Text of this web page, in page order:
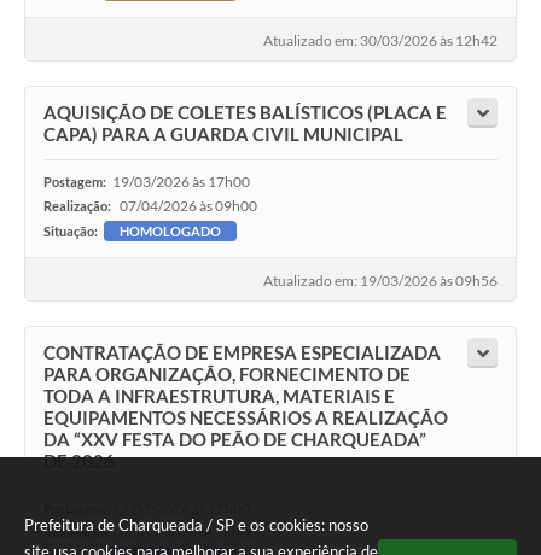
Prefeitura de Charqueada / SP e os cookies: nosso
Atualizado em: 30/03/2026 às 12h42
AQUISIÇÃO DE COLETES BALÍSTICOS (PLACA E
CAPA) PARA A GUARDA CIVIL MUNICIPAL
Postagem: 19/03/2026 às 17h00
Realização: 07/04/2026 às 09h00
Situação: HOMOLOGADO
Atualizado em: 19/03/2026 às 09h56
CONTRATAÇÃO DE EMPRESA ESPECIALIZADA
PARA ORGANIZAÇÃO, FORNECIMENTO DE
TODA A INFRAESTRUTURA, MATERIAIS E
EQUIPAMENTOS NECESSÁRIOS A REALIZAÇÃO
DA “XXV FESTA DO PEÃO DE CHARQUEADA”
DE 2026
Realização: 06/04/2026 às 14h00